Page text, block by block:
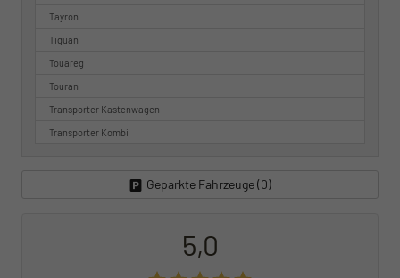
Tayron
Tiguan
Touareg
Touran
Transporter Kastenwagen
Transporter Kombi
Geparkte Fahrzeuge (0)
5,0